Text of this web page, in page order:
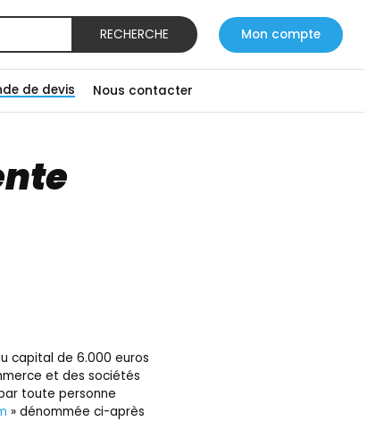
RECHERCHE Mon compte
de devis Nous contacter
capital de 6.000 euros
et des sociétés
toute personne
» dénommée ci-après